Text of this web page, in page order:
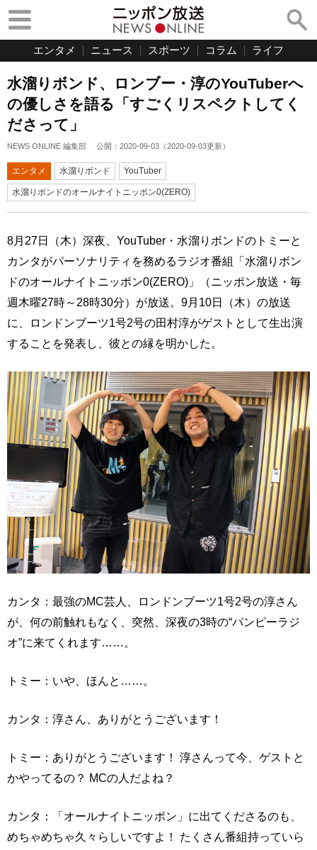
エンタメ ニュース スポーツ コラム ライフ
水溜りボンド、ロンブー・淳のYouTuberへ
の優しさを語る「すごくリスペクトしてく
ださって」
NEWS ONLINE 編集部 公開： 2020-09-03 （2020-09-03更新）
エンタメ 水溜りボンド YouTuber
水溜りボンドのオールナイトニッポン0(ZERO)
8月27日（木）深夜、YouTuber・水溜りボンドのトミーと
カンタがパーソナリティを務めるラジオ番組「水溜りボン
ドのオールナイトニッポン0(ZERO)」（ニッポン放送・毎
週木曜27時～28時30分）が放送。9月10日（木）の放送
に、ロンドンブーツ1号2号の田村淳がゲストとして生出演
することを発表し、彼との縁を明かした。
カンタ：最強のMC芸人、ロンドンブーツ1号2号の淳さん
が、何の前触れもなく、突然、深夜の3時の“パンピーラジ
オ”に来てくれます……。
トミー：いや、ほんと……。
カンタ：淳さん、ありがとうございます！
トミー：ありがとうございます！ 淳さんって今、ゲストと
かやってるの？ MCの人だよね？
カンタ：「オールナイトニッポン」に出てくださるのも、
めちゃめちゃ久々らしいですよ！ たくさん番組持っていら